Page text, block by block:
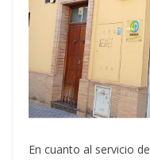
En cuanto al servicio de